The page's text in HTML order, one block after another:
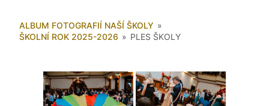
ALBUM FOTOGRAFIÍ NAŠÍ ŠKOLY »
ŠKOLNÍ ROK 2025-2026 » PLES ŠKOLY